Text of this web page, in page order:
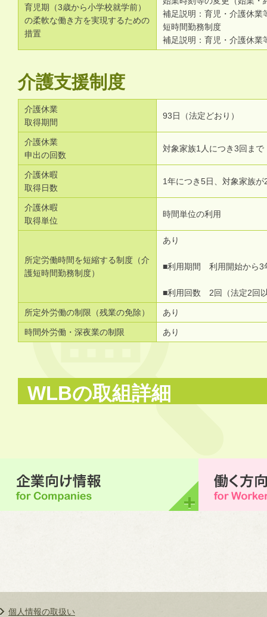
育児期（3歳から小学校就学前）
の柔軟な働き方を実現するための
措置
補足説明：育児・介護休業
短時間勤務制度
補足説明：育児・介護休業
介護支援制度
介護休業
取得期間
93日（法定どおり）
介護休業
申出の回数
対象家族1人につき3回まで
介護休暇
取得日数
1年につき5日、対象家族
介護休暇
取得単位
時間単位の利用
所定労働時間を短縮する制度（介
護短時間勤務制度）
あり
■利用期間 利用開始から3
■利用回数 2回（法定2回
所定外労働の制限（残業の免除） あり
時間外労働・深夜業の制限 あり
WLBの取組詳細
個人情報の取扱い